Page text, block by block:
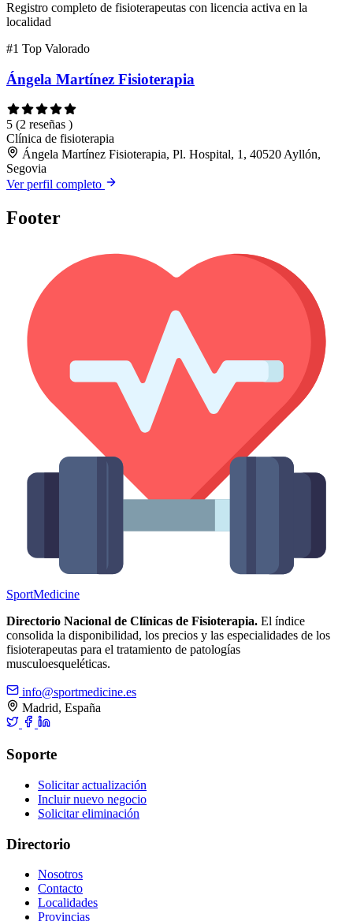
Registro completo de fisioterapeutas con licencia activa en la
localidad
#1 Top Valorado
Ángela Martínez Fisioterapia
5 (2 reseñas )
Clínica de fisioterapia
Ángela Martínez Fisioterapia, Pl. Hospital, 1, 40520 Ayllón,
Segovia
Ver perfil completo
Footer
SportMedicine
Directorio Nacional de Clínicas de Fisioterapia. El índice
consolida la disponibilidad, los precios y las especialidades de los
fisioterapeutas para el tratamiento de patologías
musculoesqueléticas.
info@sportmedicine.es
Madrid, España
Soporte
Solicitar actualización
Incluir nuevo negocio
Solicitar eliminación
Directorio
Nosotros
Contacto
Localidades
Provincias